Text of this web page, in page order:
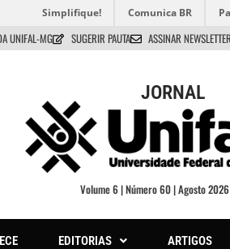
Simplifique! Comunica BR
UNIFAL-MG SUGERIR PAUTA ASSINAR
JORNAL
Volume 6 | Número 60 | Agosto 2026
EDITORIAS ARTIGOS